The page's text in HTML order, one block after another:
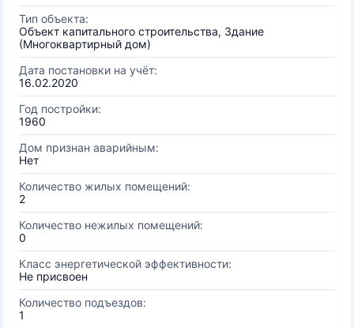
Тип объекта:
Объект капитального строительства, Здание
(Многоквартирный дом)
Дата постановки на учёт:
16.02.2020
Год постройки:
1960
Дом признан аварийным:
Нет
Количество жилых помещений:
2
Количество нежилых помещений:
0
Класс энергетической эффективности:
Не присвоен
Количество подъездов:
1